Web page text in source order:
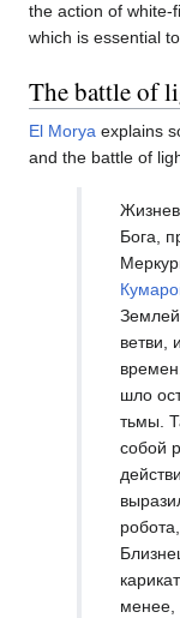
the action of white-
which is essential
The battle of
El Morya explains
and the battle of
Бога,
ветви,
шло
тьмы.
собой
менее,